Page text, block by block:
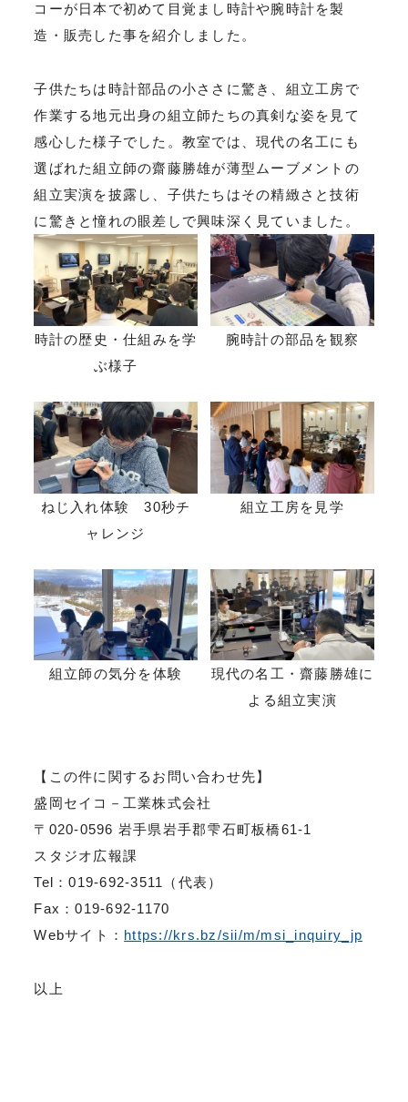
コーが日本で初めて目覚まし時計や腕時計を製
造・販売した事を紹介しました。
子供たちは時計部品の小ささに驚き、組立工房で
作業する地元出身の組立師たちの真剣な姿を見て
感心した様子でした。教室では、現代の名工にも
選ばれた組立師の齋藤勝雄が薄型ムーブメントの
組立実演を披露し、子供たちはその精緻さと技術
に驚きと憧れの眼差しで興味深く見ていました。
時計の歴史・仕組みを学
ぶ様子
腕時計の部品を観察
ねじ入れ体験 30秒チ
ャレンジ
組立工房を見学
組立師の気分を体験
現代の名工・齋藤勝雄に
よる組立実演
【この件に関するお問い合わせ先】
盛岡セイコ－工業株式会社
〒020-0596 岩手県岩手郡雫石町板橋61-1
スタジオ広報課
Tel：019-692-3511（代表）
Fax：019-692-1170
Webサイト： https://krs.bz/sii/m/msi_inquiry_jp
以上